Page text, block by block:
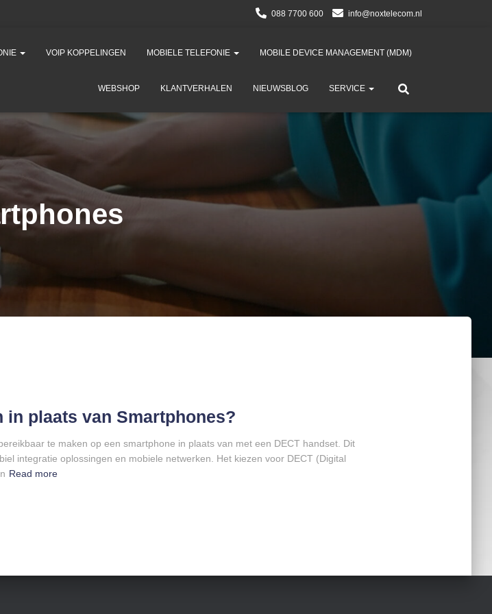
088 7700 600 info@noxtelecom.nl
VOIP KOPPELINGEN MOBIELE TELEFONIE MOBILE DEVICE MANAGEMENT (MDM)​
WEBSHOP KLANTVERHALEN NIEUWSBLOG SERVICE
in plaats van Smartphones?
te maken op een smartphone in plaats van met een DECT handset. Dit
integratie oplossingen en mobiele netwerken. Het kiezen voor DECT (Digital
Read more